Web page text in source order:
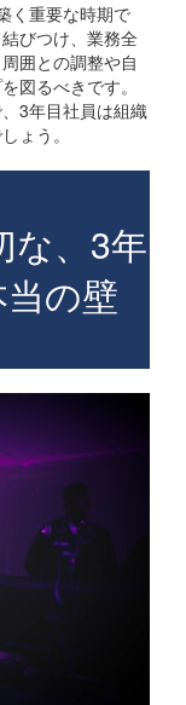
く重要な時期で
びつけ、業務全
囲との調整や自
図るべきです。
3年目社員は組織
ょう。
な、3年
の壁